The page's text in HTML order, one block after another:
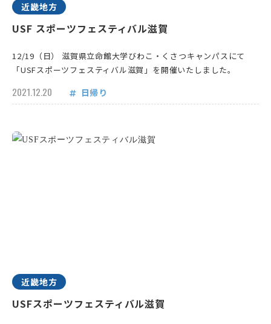
近畿地方
USF スポーツフェスティバル滋賀
12/19（日） 滋賀県立命館大学びわこ・くさつキャンパスにて
「USFスポーツフェスティバル滋賀」を開催いたしました。
2021.12.20 日帰り
近畿地方
USFスポーツフェスティバル滋賀